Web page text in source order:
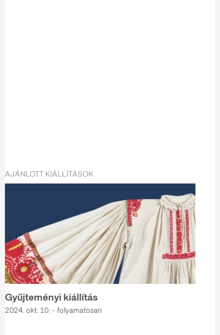
AJÁNLOTT KIÁLLÍTÁSOK
Gyűjteményi kiállítás
2024. okt. 10. - folyamatosan